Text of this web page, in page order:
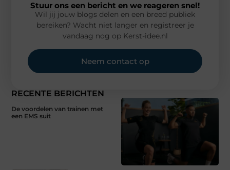
RECENTE BERICHTEN
De voordelen van trainen met
een EMS suit
Stuur ons een bericht en we reageren snel!
Wil jij jouw blogs delen en een breed publiek
bereiken? Wacht niet langer en registreer je
vandaag nog op Kerst-idee.nl
Neem contact op